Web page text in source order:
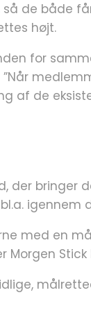
de
højt.
for
af de
bringer
igennem
med en
Stick